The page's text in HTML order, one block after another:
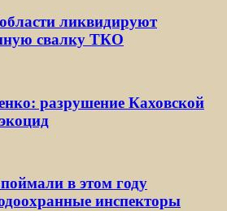
ликвидируют
свалку ТКО
разрушение Каховской
в этом году
инспекторы